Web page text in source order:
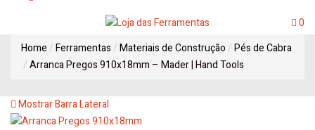
0
Home
Ferramentas Materiais de Construção
Pés de Cabra
Arranca Pregos 910x18mm – Mader | Hand Tools
Mostrar Barra Lateral